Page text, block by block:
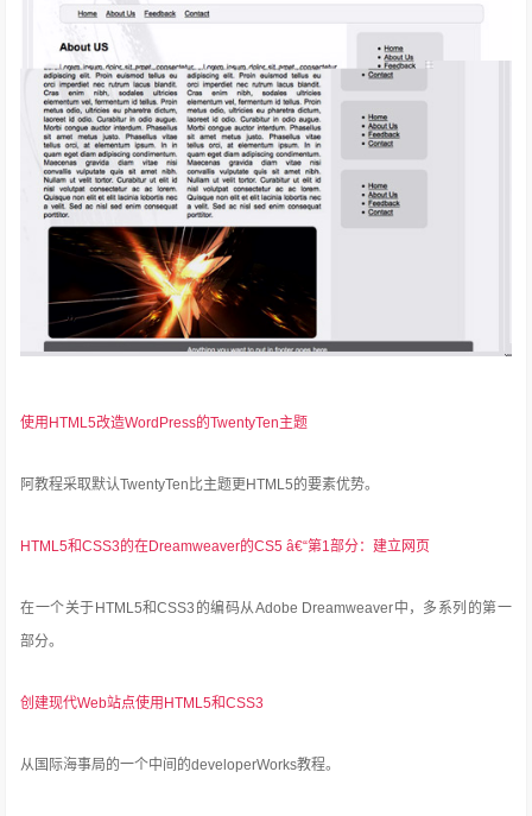
使用HTML5改造WordPress的TwentyTen主题
阿教程采取默认TwentyTen比主题更HTML5的要素优势。
HTML5和CSS3的在Dreamweaver的CS5 â€“第1部分：建立网页
在一个关于HTML5和CSS3的编码从Adobe Dreamweaver中，多系列的第一
部分。
创建现代Web站点使用HTML5和CSS3
从国际海事局的一个中间的developerWorks教程。